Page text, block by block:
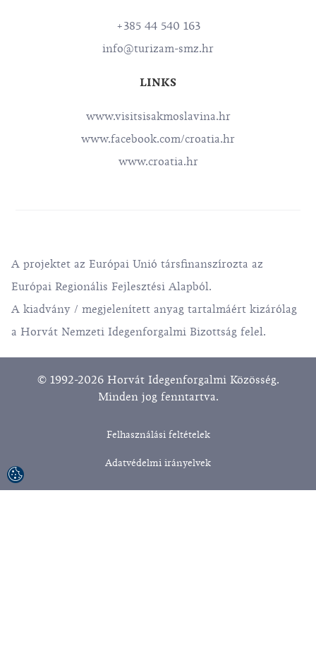
+385 44 540 163
info@turizam-smz.hr
LINKS
www.visitsisakmoslavina.hr
www.facebook.com/croatia.hr
www.croatia.hr
A projektet az Európai Unió társfinanszírozta az
Európai Regionális Fejlesztési Alapból.
A kiadvány / megjelenített anyag tartalmáért kizárólag
a Horvát Nemzeti Idegenforgalmi Bizottság felel.
© 1992-2026 Horvát Idegenforgalmi Közösség.
Minden jog fenntartva.
Felhasználási feltételek
Adatvédelmi irányelvek